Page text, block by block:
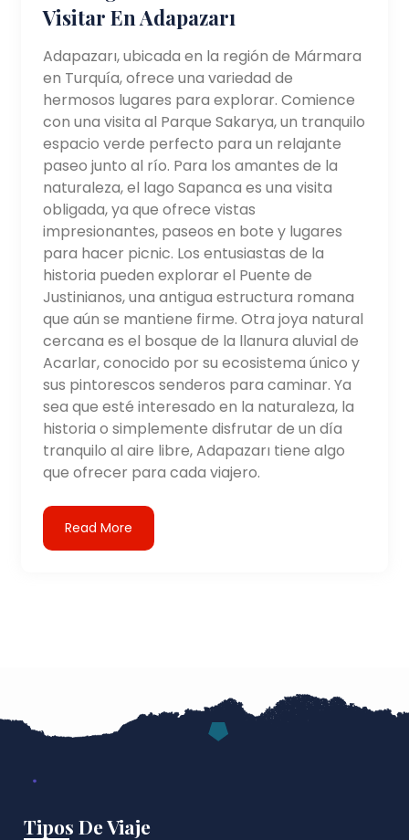
Visitar En Adapazarı
Adapazarı, ubicada en la región de Mármara
en Turquía, ofrece una variedad de
hermosos lugares para explorar. Comience
con una visita al Parque Sakarya, un tranquilo
espacio verde perfecto para un relajante
paseo junto al río. Para los amantes de la
naturaleza, el lago Sapanca es una visita
obligada, ya que ofrece vistas
impresionantes, paseos en bote y lugares
para hacer picnic. Los entusiastas de la
historia pueden explorar el Puente de
Justinianos, una antigua estructura romana
que aún se mantiene firme. Otra joya natural
cercana es el bosque de la llanura aluvial de
Acarlar, conocido por su ecosistema único y
sus pintorescos senderos para caminar. Ya
sea que esté interesado en la naturaleza, la
historia o simplemente disfrutar de un día
tranquilo al aire libre, Adapazarı tiene algo
que ofrecer para cada viajero.
Read More
Tipos De Viaje